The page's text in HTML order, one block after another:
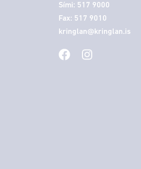
Sími: 517 9000
Fax: 517 9010
kringlan@kringlan.is